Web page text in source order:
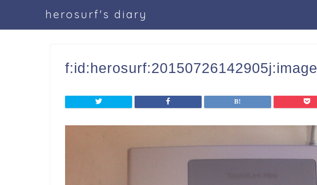
herosurf's diary
f:id:herosurf:20150726142905j:image